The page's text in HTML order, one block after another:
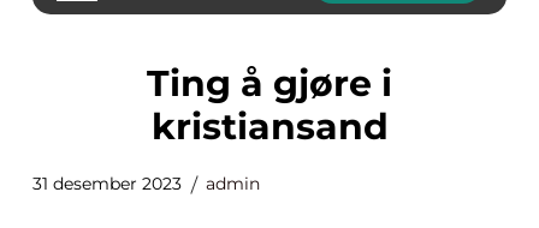
ting å gjøre i
kristiansand
31 desember 2023 admin